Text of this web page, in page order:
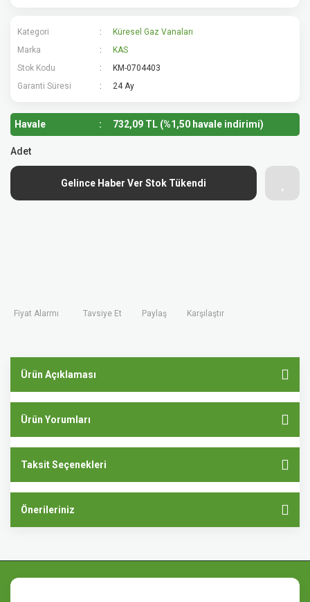
Kategori
Küresel Gaz Vanaları
Marka
KAS
Stok Kodu
KM-0704403
Garanti Süresi
24 Ay
Havale 732,09 TL (%1,50 havale indirimi)
Adet
Gelince Haber Ver Stok Tükendi
Fiyat Alarmı Tavsiye Et Paylaş Karşılaştır
Ürün Açıklaması
Ürün Yorumları
Taksit Seçenekleri
Önerileriniz